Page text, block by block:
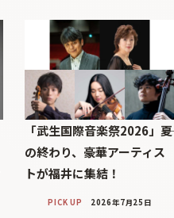
「武生国際音楽祭2026」――夏
の終わり、豪華アーティス
トが福井に集結！
PICK UP 2026年7月25日